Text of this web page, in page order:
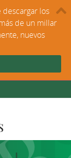
los
de un millar
nuevos